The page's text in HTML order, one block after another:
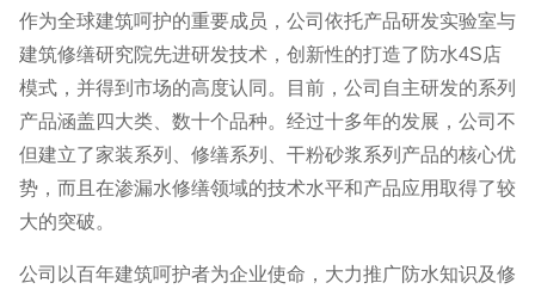
作为全球建筑呵护的重要成员，公司依托产品研发实验室与
建筑修缮研究院先进研发技术，创新性的打造了防水4S店
模式，并得到市场的高度认同。目前，公司自主研发的系列
产品涵盖四大类、数十个品种。经过十多年的发展，公司不
但建立了家装系列、修缮系列、干粉砂浆系列产品的核心优
势，而且在渗漏水修缮领域的技术水平和产品应用取得了较
大的突破。
公司以百年建筑呵护者为企业使命，大力推广防水知识及修